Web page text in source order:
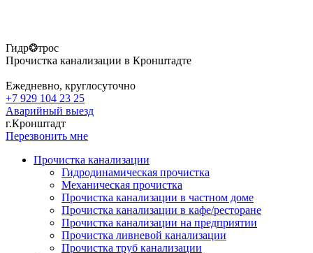
Гидр❂трос
Прочистка канализации в Кронштадте
Ежедневно, круглосуточно
+7 929 104 23 25
Аварийный выезд
г.Кронштадт
Перезвонить мне
Прочистка канализации
Гидродинамическая прочистка
Механическая прочистка
Прочистка канализации в частном доме
Прочистка канализации в кафе/ресторане
Прочистка канализации на предприятии
Прочистка ливневой канализации
Прочистка труб канализации